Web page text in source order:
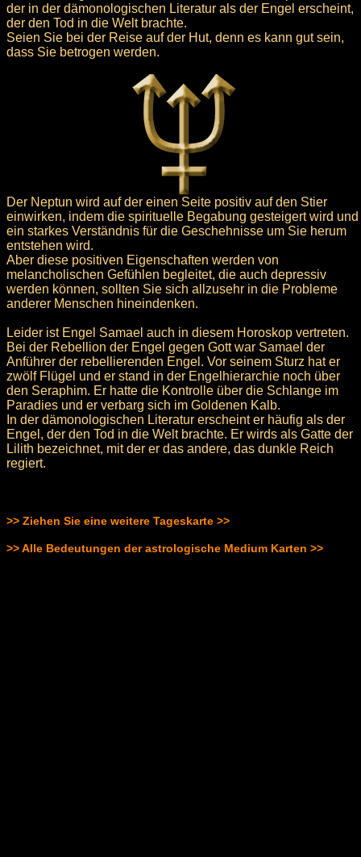
der in der dämonologischen Literatur als der Engel erscheint,
der den Tod in die Welt brachte.
Seien Sie bei der Reise auf der Hut, denn es kann gut sein,
dass Sie betrogen werden.
Der Neptun wird auf der einen Seite positiv auf den Stier
einwirken, indem die spirituelle Begabung gesteigert wird und
ein starkes Verständnis für die Geschehnisse um Sie herum
entstehen wird.
Aber diese positiven Eigenschaften werden von
melancholischen Gefühlen begleitet, die auch depressiv
werden können, sollten Sie sich allzusehr in die Probleme
anderer Menschen hineindenken.
Leider ist Engel Samael auch in diesem Horoskop vertreten.
Bei der Rebellion der Engel gegen Gott war Samael der
Anführer der rebellierenden Engel. Vor seinem Sturz hat er
zwölf Flügel und er stand in der Engelhierarchie noch über
den Seraphim. Er hatte die Kontrolle über die Schlange im
Paradies und er verbarg sich im Goldenen Kalb.
In der dämonologischen Literatur erscheint er häufig als der
Engel, der den Tod in die Welt brachte. Er wirds als Gatte der
Lilith bezeichnet, mit der er das andere, das dunkle Reich
regiert.
>> Ziehen Sie eine weitere Tageskarte >>
>> Alle Bedeutungen der astrologische Medium Karten >>